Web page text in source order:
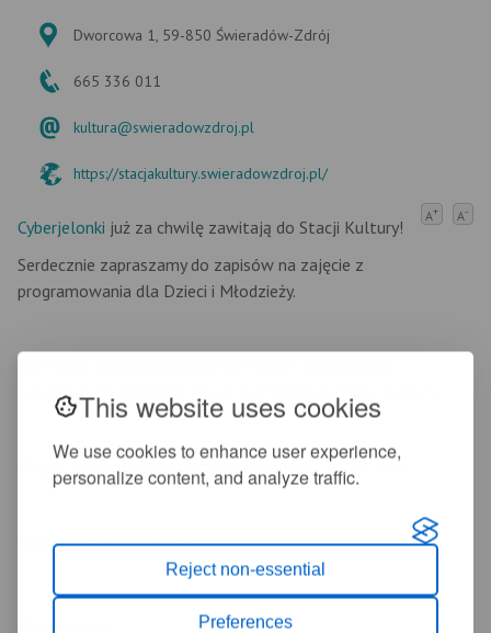
This website uses cookies
We use cookies to enhance user experience,
personalize content, and analyze traffic.
Reject non-essential
Preferences
Dworcowa 1, 59-850 Świeradów-Zdrój
665 336 011
kultura@swieradowzdroj.pl
https://stacjakultury.swieradowzdroj.pl/
A+ A-
Cyberjelonki już za chwilę zawitają do Stacji Kultury!
Serdecznie zapraszamy do zapisów na zajęcie z
programowania dla Dzieci i Młodzieży.
Edukacyjnych odbędzie się już 7 września w Stacji Kultury.
Więcej informacji pod numerem telefonu: 665 336 011
Szczegóły na plakacie :)